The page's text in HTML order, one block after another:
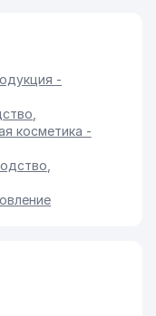
-
косметика -